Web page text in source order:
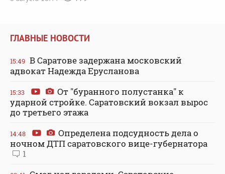
ГЛАВНЫЕ НОВОСТИ
15:49 В Саратове задержана московский
адвокат Надежда Ерусланова
15:33
От "буранного полустанка" к
ударной стройке. Саратовский вокзал вырос
до третьего этажа
14:48
Определена подсудность дела о
ночном ДТП саратовского вице-губернатора
1